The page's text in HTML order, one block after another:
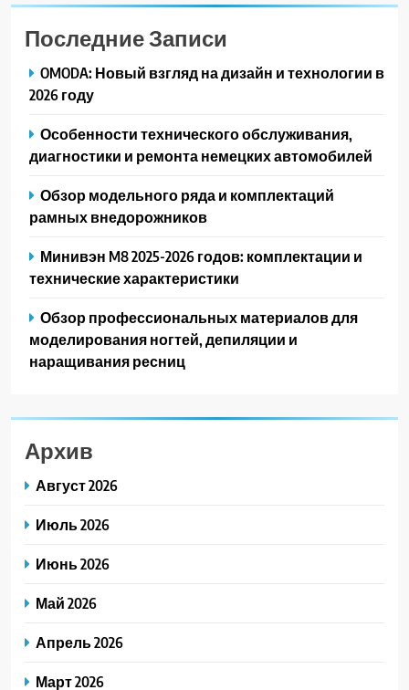
Последние Записи
OMODA: Новый взгляд на дизайн и технологии в
2026 году
Особенности технического обслуживания,
диагностики и ремонта немецких автомобилей
Обзор модельного ряда и комплектаций
рамных внедорожников
Минивэн M8 2025-2026 годов: комплектации и
технические характеристики
Обзор профессиональных материалов для
моделирования ногтей, депиляции и
наращивания ресниц
Архив
Август 2026
Июль 2026
Июнь 2026
Май 2026
Апрель 2026
Март 2026